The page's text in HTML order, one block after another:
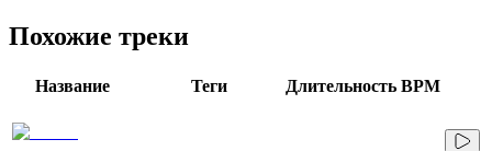
Похожие треки
Название Теги Длительность BPM